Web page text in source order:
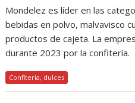
Mondelez es líder en las
bebidas en polvo, malvavisco
productos de cajeta. La
durante 2023 por la confitería.
Confitería, dulces